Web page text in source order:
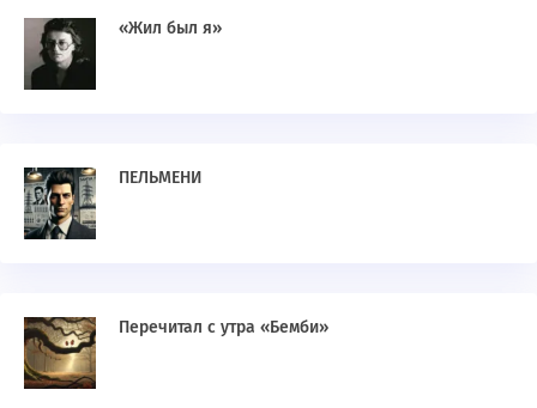
«Жил был я»
ПЕЛЬМЕНИ
Перечитал с утра «Бемби»